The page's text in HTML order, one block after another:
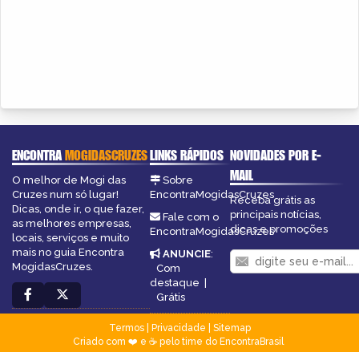
ENCONTRAMOGIDASCRUZES
O melhor de Mogi das
Cruzes num só lugar!
Dicas, onde ir, o que fazer,
as melhores empresas,
locais, serviços e muito
mais no guia Encontra
MogidasCruzes.
LINKS RÁPIDOS
Sobre
EncontraMogidasCruzes
Fale com o
EncontraMogidasCruzes
ANUNCIE:
Com
destaque |
Grátis
NOVIDADES POR E-
MAIL
Receba grátis as
principais notícias,
dicas e promoções
Termos| Privacidade
Sitemap
Criado com ❤️ e ☕ pelo time do EncontraBrasil